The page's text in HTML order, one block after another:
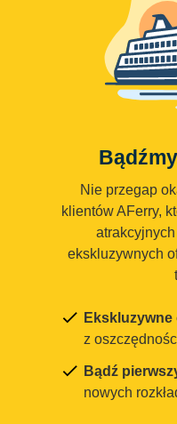
Nie przegap
klientów AFerry,
ekskluzywnych
z
Bądź
nowych